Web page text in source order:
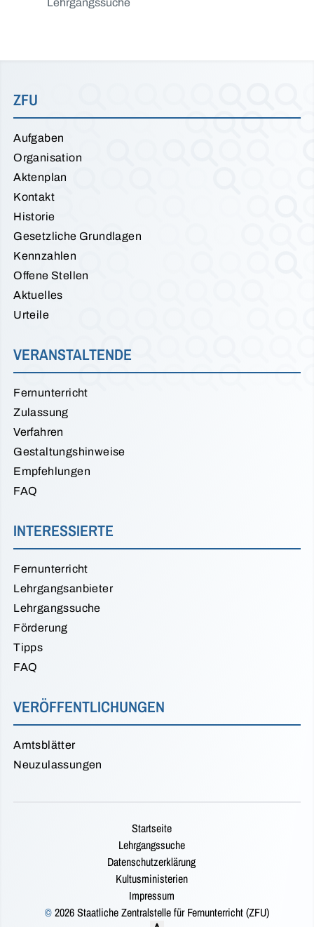
Lehrgangssuche
ZFU
Aufgaben
Organisation
Aktenplan
Kontakt
Historie
Gesetzliche Grundlagen
Kennzahlen
Offene Stellen
Aktuelles
Urteile
VERANSTALTENDE
Fernunterricht
Zulassung
Verfahren
Gestaltungshinweise
Empfehlungen
FAQ
INTERESSIERTE
Fernunterricht
Lehrgangsanbieter
Lehrgangssuche
Förderung
Tipps
FAQ
VERÖFFENTLICHUNGEN
Amtsblätter
Neuzulassungen
Startseite
Lehrgangssuche
Datenschutzerklärung
Kultusministerien
Impressum
©2026 Staatliche Zentralstelle für Fernunterricht (ZFU)